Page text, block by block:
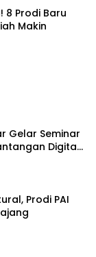
8 Prodi Baru
Makin
Gelar Seminar
Digital
Prodi PAI